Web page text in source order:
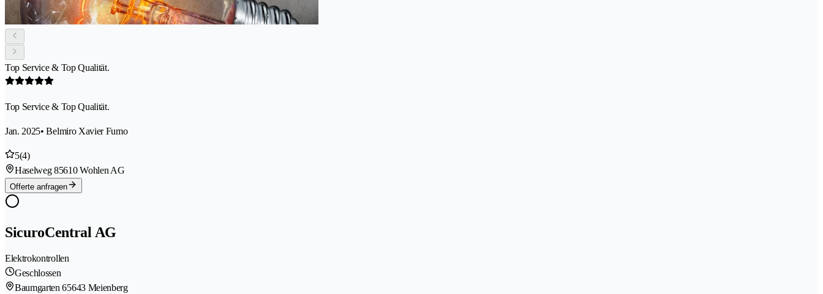
Top Service & Top Qualität.
Top Service & Top Qualität.
Jan. 2025• Belmiro Xavier Fumo
5(4)
Haselweg 85610 Wohlen AG
Offerte anfragen
SicuroCentral AG
Elektrokontrollen
Geschlossen
Baumgarten 65643 Meienberg